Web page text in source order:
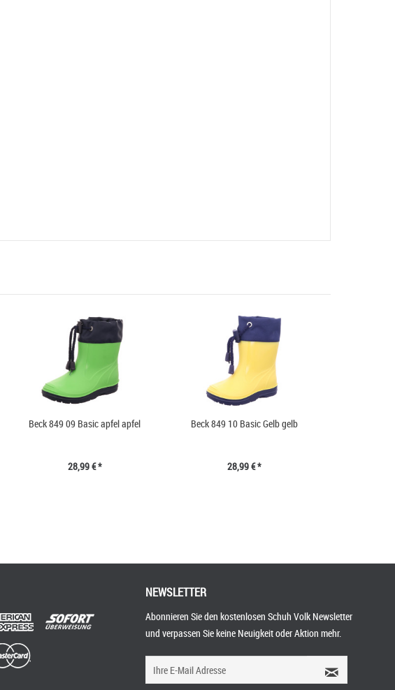
Beck 849 09 Basic apfel apfel
28,99 € *
Beck 849 10 Basic Gelb gelb
28,99 € *
NEWSLETTER
Abonnieren Sie den kostenlosen Schuh Volk Newsletter
und verpassen Sie keine Neuigkeit oder Aktion mehr.